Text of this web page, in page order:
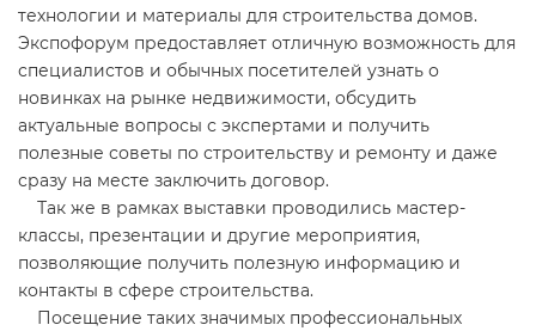
технологии и материалы для строительства домов.
Экспофорум предоставляет отличную возможность для
специалистов и обычных посетителей узнать о
новинках на рынке недвижимости, обсудить
актуальные вопросы с экспертами и получить
полезные советы по строительству и ремонту и даже
сразу на месте заключить договор.
Так же в рамках выставки проводились мастер-
классы, презентации и другие мероприятия,
позволяющие получить полезную информацию и
контакты в сфере строительства.
Посещение таких значимых профессиональных